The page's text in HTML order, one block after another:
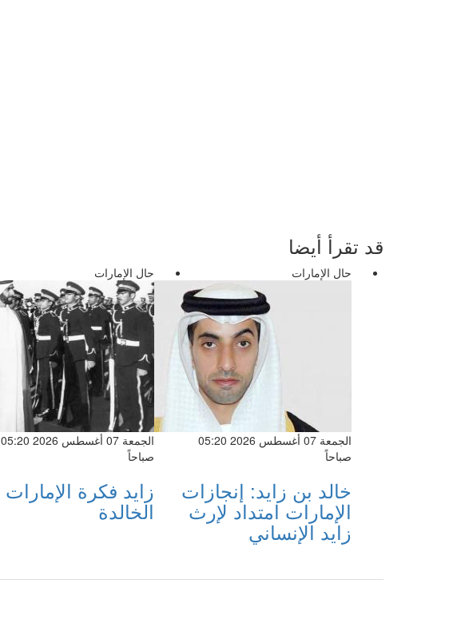
قد تقرأ أيضا
حال الإمارات
الجمعة 07 أغسطس 2026 05:20
صباحاً
خالد بن زايد: إنجازات
الإمارات امتداد لإرث
زايد الإنساني
حال الإمارات
الجمعة 07 أغسطس 2026 05:20
صباحاً
زايد فكرة الإمارات
الخالدة